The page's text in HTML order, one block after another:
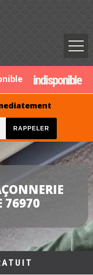
indisponible
76970